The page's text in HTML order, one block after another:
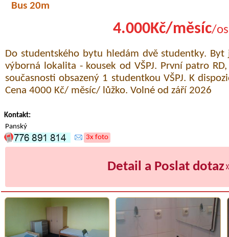
Bus 20m
4.000Kč/měsíc/
Do studentského bytu hledám dvě studentky. Byt
výborná lokalita - kousek od VŠPJ. První patro
současnosti obsazený 1 studentkou VŠPJ. K
Cena 4000 Kč/ měsíc/ lůžko. Volné od září 2026
Kontakt:
Panský
3x foto
Detail a Poslat dotaz